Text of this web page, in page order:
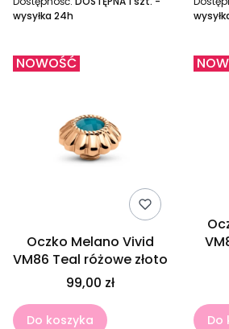
wysyłka 24h
NOWOŚĆ
Oczko Melano Vivid
VM86 Teal różowe złoto
99,00 zł
Do koszyka Do